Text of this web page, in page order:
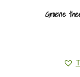
Groene